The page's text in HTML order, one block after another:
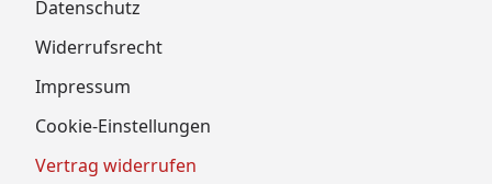
Datenschutz
Widerrufsrecht
Impressum
Cookie-Einstellungen
Vertrag widerrufen